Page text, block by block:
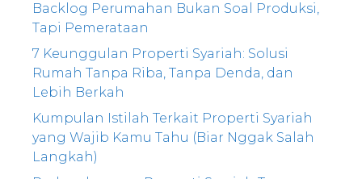
Backlog Perumahan Bukan Soal Produksi,
Tapi Pemerataan
7 Keunggulan Properti Syariah: Solusi
Rumah Tanpa Riba, Tanpa Denda, dan
Lebih Berkah
Kumpulan Istilah Terkait Properti Syariah
yang Wajib Kamu Tahu (Biar Nggak Salah
Langkah)